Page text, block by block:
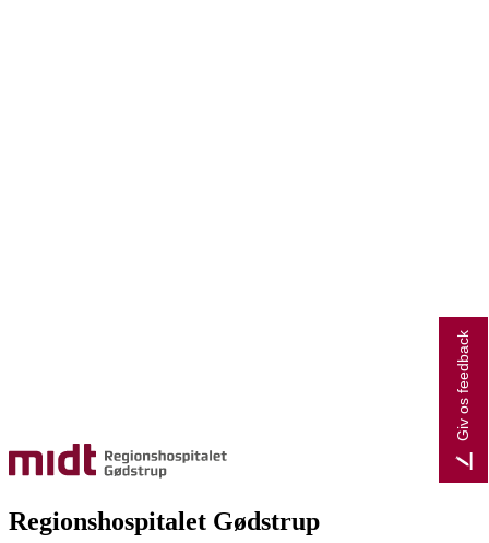
Regionshospitalet Gødstrup
Giv os feedback